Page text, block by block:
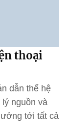
thoại
dẫn thế hệ
nguồn và
tới tất cả